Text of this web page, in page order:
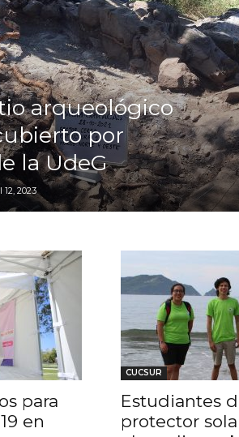
arqueológico
por
la UdeG
12, 2023
para
en
CUCSUR
Estudiantes
protector